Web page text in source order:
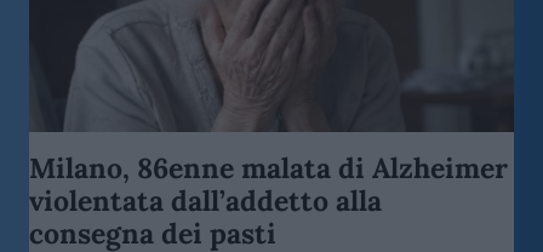
Milano, 86enne malata di Alzheimer
violentata dall’addetto alla
consegna dei pasti